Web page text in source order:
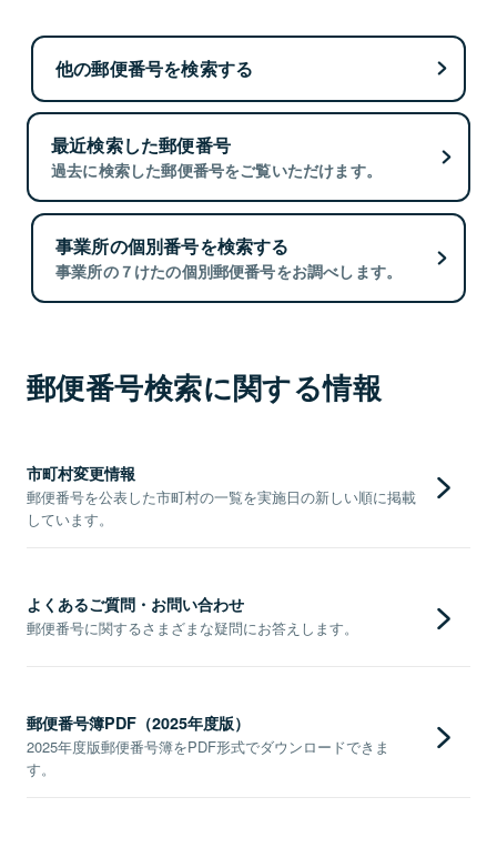
他の郵便番号を検索する
最近検索した郵便番号
過去に検索した郵便番号をご覧いただけます。
事業所の個別番号を検索する
事業所の７けたの個別郵便番号をお調べします。
郵便番号検索に関する情報
市町村変更情報
郵便番号を公表した市町村の一覧を実施日の新しい順に掲載
しています。
よくあるご質問・お問い合わせ
郵便番号に関するさまざまな疑問にお答えします。
郵便番号簿PDF（2025年度版）
2025年度版郵便番号簿をPDF形式でダウンロードできま
す。